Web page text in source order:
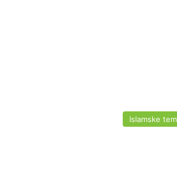
Islamske